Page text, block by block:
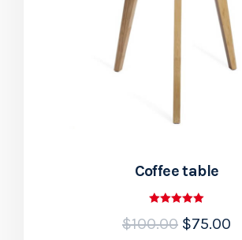
Coffee table
$100.00 $75.00